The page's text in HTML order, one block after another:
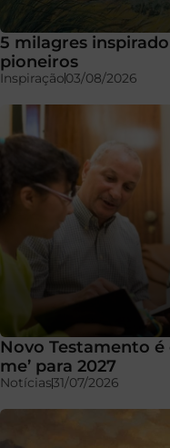
5 milagres
pioneiros
Inspiração03/08/2026
Novo Testamento é
me’ para 2027
Notícias31/07/2026